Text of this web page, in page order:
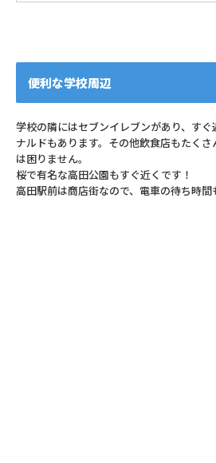
便利な学校周辺
学校の隣にはセブンイレブンがあり、す
ナルドもあります。その他飲食店もたく
は困りません。
桜で有名な高田公園もすぐ近くです！
高田駅前は商店街なので、電車の待ち時間